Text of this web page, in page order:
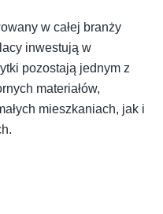
w całej branży
inwestują w
pozostają jednym z
materiałów,
mieszkaniach, jak i